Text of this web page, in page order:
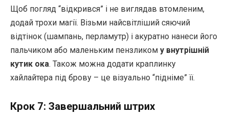
Щоб погляд “відкрився” і не виглядав втомленим,
додай трохи магії. Візьми найсвітліший сяючий
відтінок (шампань, перламутр) і акуратно нанеси його
пальчиком або маленьким пензликом у внутрішній
кутик ока. Також можна додати краплинку
хайлайтера під брову – це візуально “підніме” її.
Крок 7: Завершальний штрих